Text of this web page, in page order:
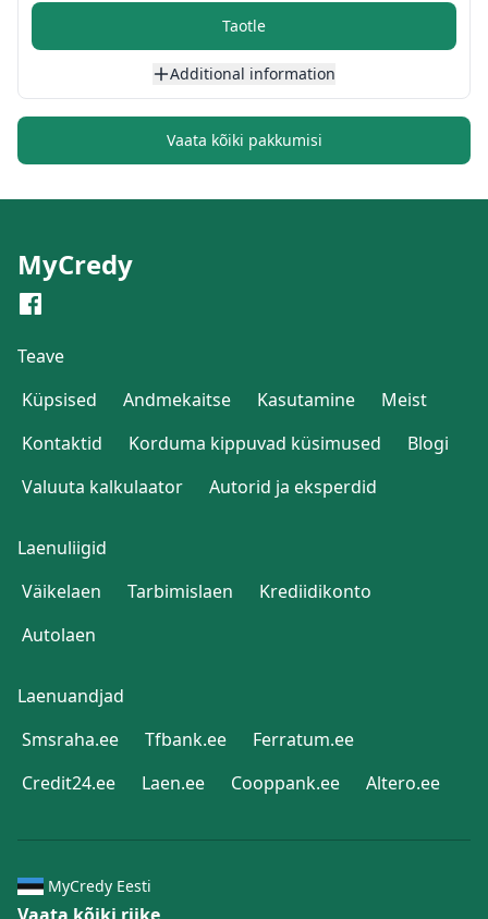
Taotle
Additional information
Vaata kõiki pakkumisi
MyCredy
Teave
Küpsised
Andmekaitse Kasutamine
Meist
Kontaktid
Korduma kippuvad küsimused
Blogi
Valuuta kalkulaator
Autorid ja eksperdid
Laenuliigid
Väikelaen
Tarbimislaen
Krediidikonto
Autolaen
Laenuandjad
Smsraha.ee
Tfbank.ee
Ferratum.ee
Credit24.ee
Laen.ee Cooppank.ee Altero.ee
MyCredy Eesti